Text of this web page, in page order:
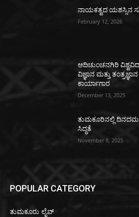
ನಾಯಕತ್ವದ ಯಶಸ್ಸಿನ
February 12, 2026
ಆದಿಚುಂಚನಗಿರಿ
ವಿಜ್ಞಾನ ಮತ್ತು
ಕಾರ್ಯಾಗಾರ
December 13, 2025
ತುಮಕೂರಿನಲ್ಲಿ
ಸಿದ್ಧತೆ
November 8, 2025
POPULAR CATEGORY
ತುಮಕೂರು ಲೈವ್